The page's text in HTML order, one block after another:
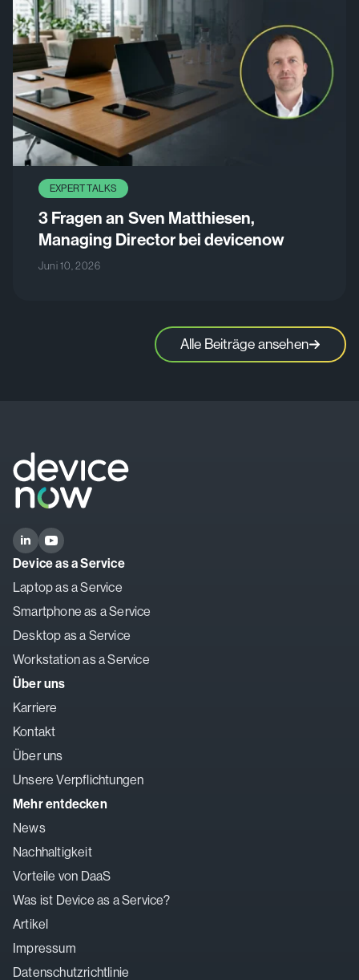
EXPERT TALKS
3 Fragen an Sven Matthiesen,
Managing Director bei devicenow
Juni 10, 2026
Alle Beiträge ansehen
Device as a Service
Laptop as a Service
Smartphone as a Service
Desktop as a Service
Workstation as a Service
Über uns
Karriere
Kontakt
Über uns
Unsere Verpflichtungen
Mehr entdecken
News
Nachhaltigkeit
Vorteile von DaaS
Was ist Device as a Service?
Artikel
Impressum
Datenschutzrichtlinie